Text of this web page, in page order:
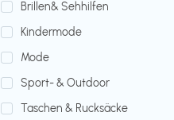
Brillen& Sehhilfen
Kindermode
Mode
Sport- & Outdoor
Taschen & Rucksäcke